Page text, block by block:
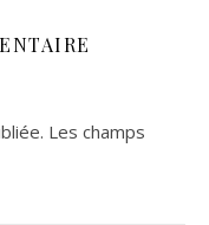
Les champs